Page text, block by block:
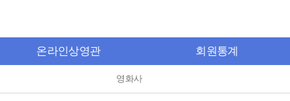
온라인상영관 회원통계
영화사